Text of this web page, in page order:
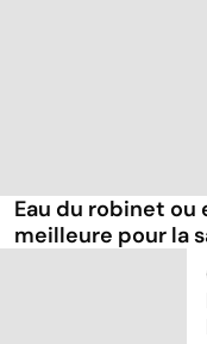
Eau du robinet ou
meilleure pour la